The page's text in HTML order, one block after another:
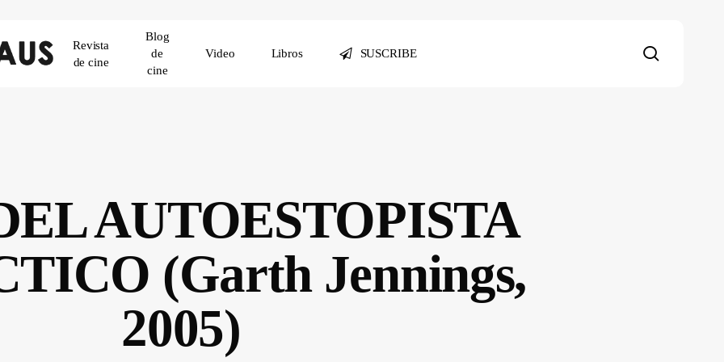
Revista
de cine
Blog
de
cine
Video Libros SUSCRIBE
AUTOESTOPISTA
(Garth Jennings,
2005)